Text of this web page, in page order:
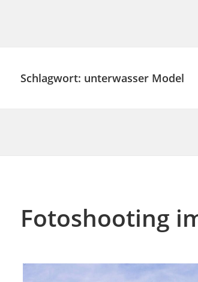
Schlagwort: unterwasser Model
Fotoshooting